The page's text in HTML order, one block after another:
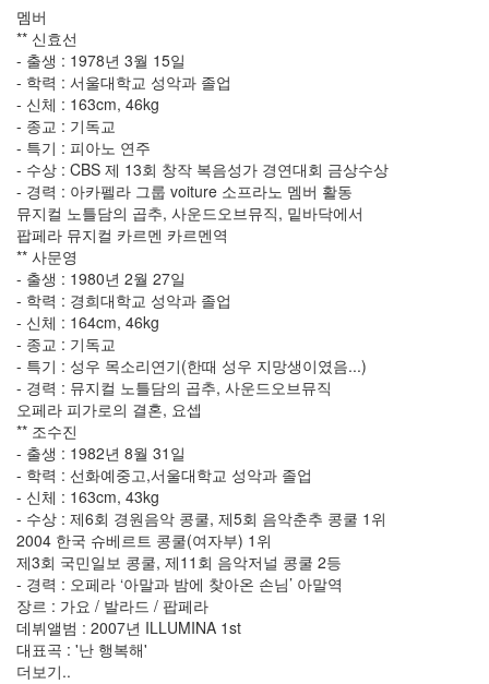
멤버
** 신효선
- 출생 : 1978년 3월 15일
- 학력 : 서울대학교 성악과 졸업
- 신체 : 163cm, 46kg
- 종교 : 기독교
- 특기 : 피아노 연주
- 수상 : CBS 제 13회 창작 복음성가 경연대회 금상수상
- 경력 : 아카펠라 그룹 voiture 소프라노 멤버 활동
뮤지컬 노틀담의 곱추, 사운드오브뮤직, 밑바닥에서
팝페라 뮤지컬 카르멘 카르멘역
** 사문영
- 출생 : 1980년 2월 27일
- 학력 : 경희대학교 성악과 졸업
- 신체 : 164cm, 46kg
- 종교 : 기독교
- 특기 : 성우 목소리연기(한때 성우 지망생이였음...)
- 경력 : 뮤지컬 노틀담의 곱추, 사운드오브뮤직
오페라 피가로의 결혼, 요셉
** 조수진
- 출생 : 1982년 8월 31일
- 학력 : 선화예중고,서울대학교 성악과 졸업
- 신체 : 163cm, 43kg
- 수상 : 제6회 경원음악 콩쿨, 제5회 음악춘추 콩쿨 1위
2004 한국 슈베르트 콩쿨(여자부) 1위
제3회 국민일보 콩쿨, 제11회 음악저널 콩쿨 2등
- 경력 : 오페라 ‘아말과 밤에 찾아온 손님’ 아말역
장르 : 가요 / 발라드 / 팝페라
데뷔앨범 : 2007년 ILLUMINA 1st
대표곡 : '난 행복해'
더보기..
3
월
1
2012
년
4
월
1
2012
년
5
월
0
2012
년
6
월
0
2012
년
7
월
1
2012
년
8
월
0
2012
년
9